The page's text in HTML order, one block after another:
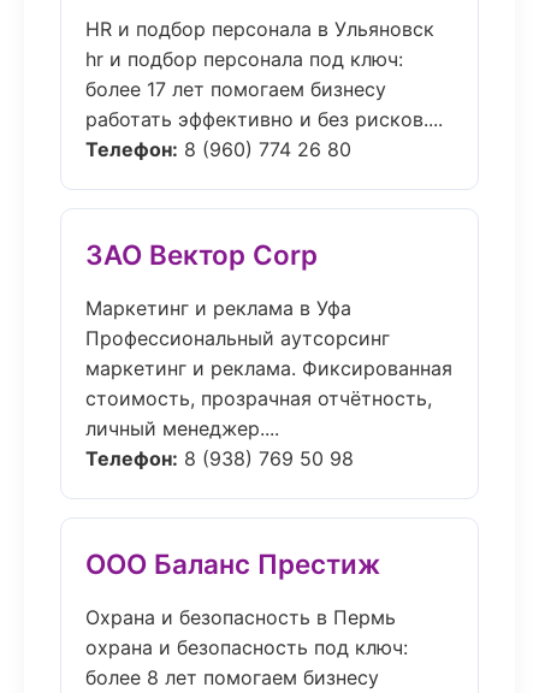
HR и подбор персонала в Ульяновск
hr и подбор персонала под ключ:
более 17 лет помогаем бизнесу
работать эффективно и без рисков....
Телефон: 8 (960) 774 26 80
ЗАО Вектор Corp
Маркетинг и реклама в Уфа
Профессиональный аутсорсинг
маркетинг и реклама. Фиксированная
стоимость, прозрачная отчётность,
личный менеджер....
Телефон: 8 (938) 769 50 98
ООО Баланс Престиж
Охрана и безопасность в Пермь
охрана и безопасность под ключ:
более 8 лет помогаем бизнесу